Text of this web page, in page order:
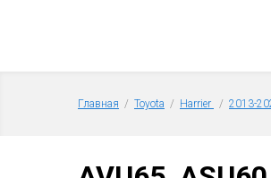
Главная
  /
Toyota
  /
Harrier
  /
2013-